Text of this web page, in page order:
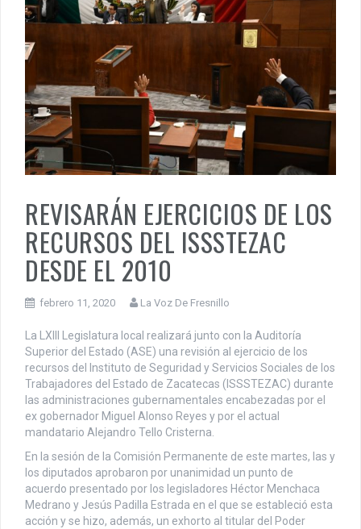
REVISARÁN EJERCICIOS DE LOS
RECURSOS DEL ISSSTEZAC
DESDE EL 2010
febrero 11, 2020 La Voz De Fresnillo
La LXIII Legislatura local realizará junto con la Auditoría
Superior del Estado (ASE) una revisión al ejercicio de los
recursos del Instituto de Seguridad y Servicios Sociales de los
Trabajadores del Estado de Zacatecas (ISSSTEZAC) durante
las administraciones gubernamentales encabezadas por el
ex gobernador Miguel Alonso Reyes y por el actual
mandatario Alejandro Tello Cristerna.
En la sesión de la Comisión Permanente de este martes, las y
los diputados aprobaron por unanimidad un punto de
acuerdo presentado por los legisladores Héctor Menchaca
Medrano y Jesús Padilla Estrada en el que se estableció esta
acción y se hizo, además, un exhorto al titular del Poder